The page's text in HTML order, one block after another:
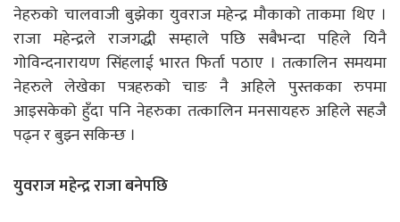
नेहरुको चालवाजी बुझेका युवराज महेन्द्र मौकाको ताकमा थिए ।
राजा महेन्द्रले राजगद्धी सम्हाले पछि सबैभन्दा पहिले यिनै
गोविन्दनारायण सिंहलाई भारत फिर्ता पठाए । तत्कालिन समयमा
नेहरुले लेखेका पत्रहरुको चाङ नै अहिले पुस्तकका रुपमा
आइसकेको हुँदा पनि नेहरुका तत्कालिन मनसायहरु अहिले सहजै
पढ्न र बुझ्न सकिन्छ ।
युवराज महेन्द्र राजा बनेपछि